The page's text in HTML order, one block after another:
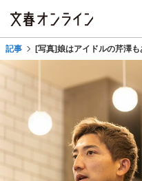
記事 [写真]娘はアイドルの芹澤